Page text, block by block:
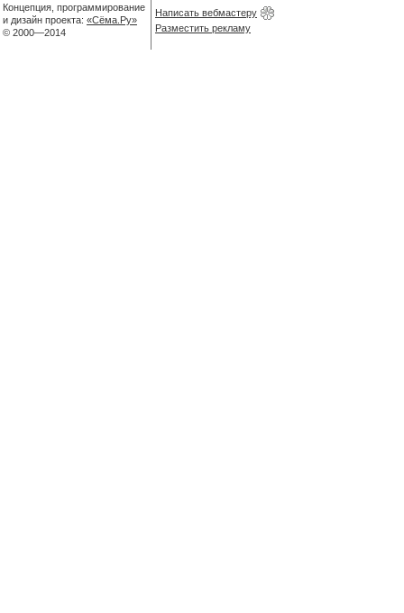
Концепция, программирование
и дизайн проекта: «Сёма.Ру»
© 2000—2014
Написать вебмастеру
Разместить рекламу